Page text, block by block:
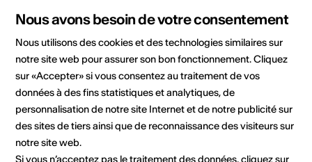
E-Mail
Site Internet
Domaine
Type d'événement
Concert
Lieu de l'événement
Nous avons besoin de votre consentement
Nous utilisons des cookies et des technologies similaires sur
notre site web pour assurer son bon fonctionnement. Cliquez
sur «Accepter» si vous consentez au traitement de vos
données à des fins statistiques et analytiques, de
personnalisation de notre site Internet et de notre publicité sur
des sites de tiers ainsi que de reconnaissance des visiteurs sur
notre site web.
Si vous n’acceptez pas le traitement des données, cliquez sur